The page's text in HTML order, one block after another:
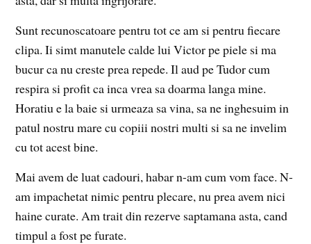
Sunt recunoscatoare pentru tot ce am si pentru fiecare
clipa. Ii simt manutele calde lui Victor pe piele si ma
bucur ca nu creste prea repede. Il aud pe Tudor cum
respira si profit ca inca vrea sa doarma langa mine.
Horatiu e la baie si urmeaza sa vina, sa ne inghesuim in
patul nostru mare cu copiii nostri multi si sa ne invelim
cu tot acest bine.
Mai avem de luat cadouri, habar n-am cum vom face. N-
am impachetat nimic pentru plecare, nu prea avem nici
haine curate. Am trait din rezerve saptamana asta, cand
timpul a fost pe furate.